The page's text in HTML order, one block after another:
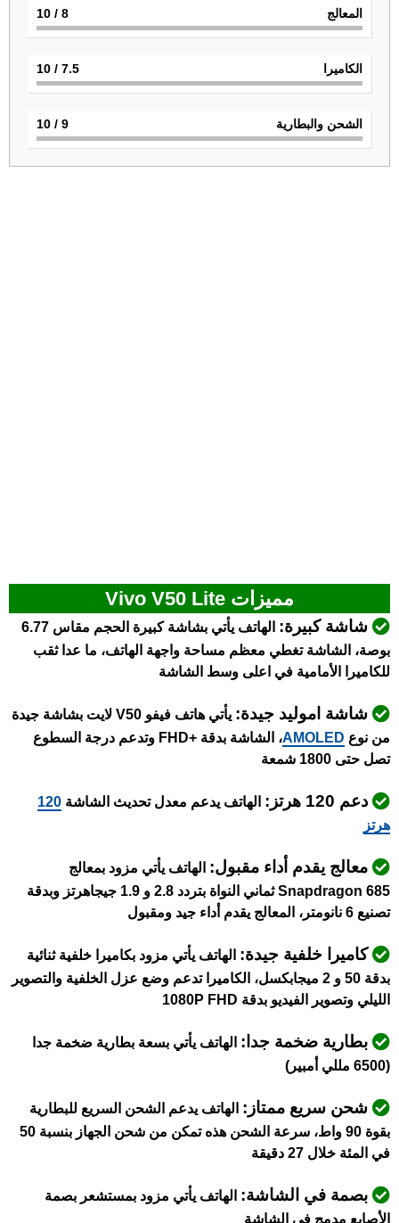
المعالج 8
/ 10
الكاميرا 7.5
/ 10
الشحن والبطارية 9
/ 10
مميزات Vivo V50 Lite
شاشة كبيرة:
الهاتف يأتي بشاشة كبيرة الحجم مقاس 6.77
بوصة، الشاشة تغطي معظم مساحة واجهة الهاتف، ما عدا ثقب
للكاميرا الأمامية في اعلى وسط الشاشة
شاشة اموليد جيدة:
يأتي هاتف فيفو V50 لايت بشاشة جيدة
من نوع AMOLED
، الشاشة بدقة +FHD وتدعم درجة السطوع
تصل حتى 1800 شمعة
دعم 120 هرتز: الهاتف يدعم معدل تحديث الشاشة 120
هرتز
معالج يقدم أداء مقبول: الهاتف يأتي مزود بمعالج
Snapdragon 685 ثماني النواة بتردد 2.8 و 1.9 جيجاهرتز وبدقة
تصنيع 6 نانومتر، المعالج يقدم أداء جيد ومقبول
كاميرا خلفية جيدة: الهاتف يأتي مزود بكاميرا خلفية ثنائية
بدقة 50 و 2 ميجابكسل، الكاميرا تدعم وضع عزل الخلفية والتصوير
الليلي وتصوير الفيديو بدقة 1080P FHD
بطارية ضخمة جدا: الهاتف يأتي بسعة بطارية ضخمة جدا
(6500 مللي أمبير)
شحن سريع ممتاز: الهاتف يدعم الشحن السريع للبطارية
بقوة 90 واط، سرعة الشحن هذه تمكن من شحن الجهاز بنسبة 50
في المئة خلال 27 دقيقة
بصمة في الشاشة: الهاتف يأتي مزود بمستشعر بصمة
الأصابع مدمج في الشاشة